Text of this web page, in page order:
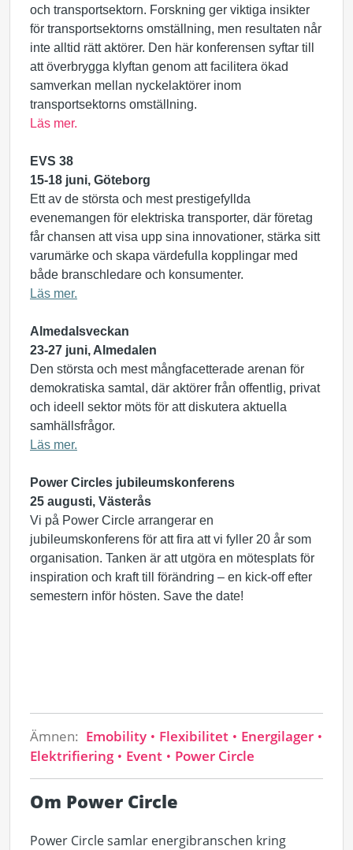
och transportsektorn. Forskning ger viktiga insikter
för transportsektorns omställning, men resultaten når
inte alltid rätt aktörer. Den här konferensen syftar till
att överbrygga klyftan genom att facilitera ökad
samverkan mellan nyckelaktörer inom
transportsektorns omställning.
Läs mer.
EVS 38
15-18 juni, Göteborg
Ett av de största och mest prestigefyllda
evenemangen för elektriska transporter, där företag
får chansen att visa upp sina innovationer, stärka sitt
varumärke och skapa värdefulla kopplingar med
både branschledare och konsumenter.
Läs mer.
Almedalsveckan
23-27 juni, Almedalen
Den största och mest mångfacetterade arenan för
demokratiska samtal, där aktörer från offentlig, privat
och ideell sektor möts för att diskutera aktuella
samhällsfrågor.
Läs mer.
Power Circles jubileumskonferens
25 augusti, Västerås
Vi på Power Circle arrangerar en
jubileumskonferens för att fira att vi fyller 20 år som
organisation. Tanken är att utgöra en mötesplats för
inspiration och kraft till förändring – en kick-off efter
semestern inför hösten. Save the date!
Ämnen: Emobility Flexibilitet
Energilager
Elektrifiering
Event Power Circle
Om Power Circle
Power Circle samlar energibranschen kring